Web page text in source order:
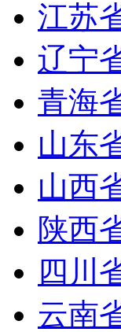
江苏
辽宁
青海
山东
山西
陕西
四川
云南